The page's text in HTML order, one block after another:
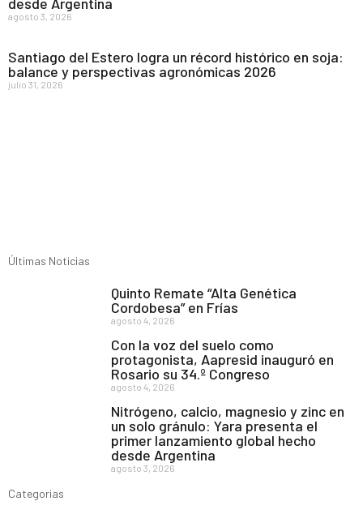
agosto 3, 2026
Santiago del Estero logra un récord histórico en soja:
balance y perspectivas agronómicas 2026
julio 31, 2026
Últimas Noticias
Quinto Remate “Alta Genética
Cordobesa” en Frías
agosto 4, 2026
Con la voz del suelo como
protagonista, Aapresid inauguró en
Rosario su 34.º Congreso
agosto 4, 2026
Nitrógeno, calcio, magnesio y zinc en
un solo gránulo: Yara presenta el
primer lanzamiento global hecho
desde Argentina
agosto 3, 2026
Categorias